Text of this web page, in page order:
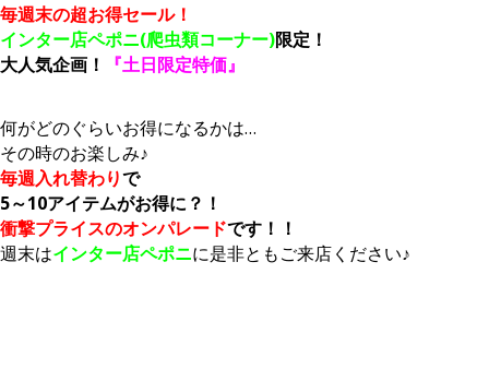
毎週末の超お得セール！
インター店ペポニ(爬虫類コーナー)限定！
大人気企画！
『土日限定特価』
何がどのぐらいお得になるかは…
その時のお楽しみ♪
毎週入れ替わりで
5～10アイテムがお得に？！
衝撃プライスのオンパレードです！！
週末はインター店ペポニに是非ともご来店ください♪